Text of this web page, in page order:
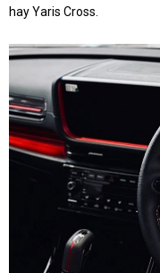
hay Yaris Cross.